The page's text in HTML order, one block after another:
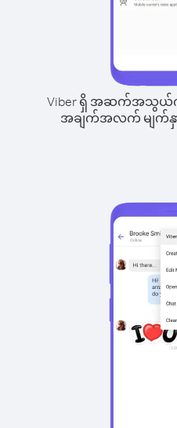
Viber ရှိ အဆက်အသွယ်ကို
အချက်အလက် မျက်နှာပ